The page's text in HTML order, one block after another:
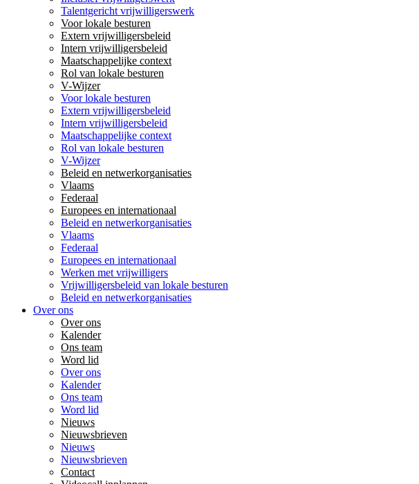
Talentgericht vrijwilligerswerk
Voor lokale besturen
Extern vrijwilligersbeleid
Intern vrijwilligersbeleid
Maatschappelijke context
Rol van lokale besturen
V-Wijzer
Voor lokale besturen
Extern vrijwilligersbeleid
Intern vrijwilligersbeleid
Maatschappelijke context
Rol van lokale besturen
V-Wijzer
Beleid en netwerkorganisaties
Vlaams
Federaal
Europees en internationaal
Beleid en netwerkorganisaties
Vlaams
Federaal
Europees en internationaal
Werken met vrijwilligers
Vrijwilligersbeleid van lokale besturen
Beleid en netwerkorganisaties
Over ons
Over ons
Kalender
Ons team
Word lid
Over ons
Kalender
Ons team
Word lid
Nieuws
Nieuwsbrieven
Nieuws
Nieuwsbrieven
Contact